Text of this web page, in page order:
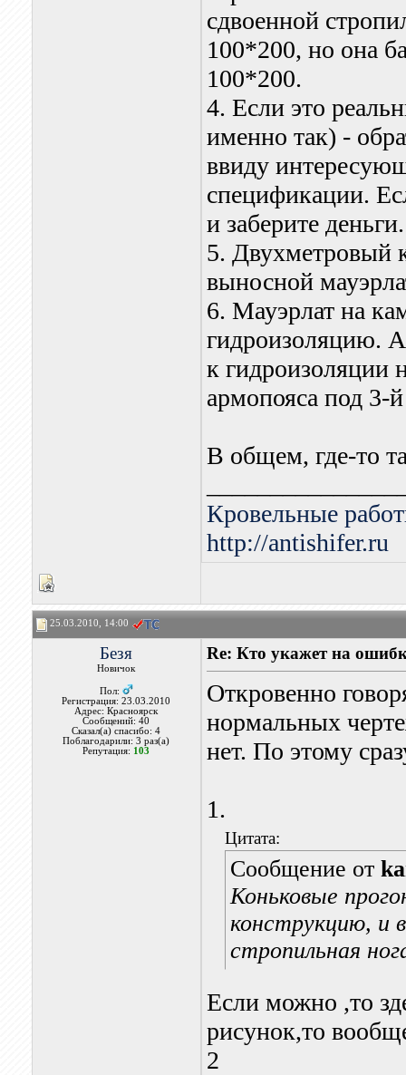
сдвоенной
100*200, но она
100*200.
4. Если это
именно так) -
ввиду
спецификации.
и заберите деньги.
5. Двухметровый
выносной
6. Мауэрлат на
гидроизоляцию.
к гидроизоляции
армопояса под 3-й
В общем, где-то
Кровельные
http://antishifer.ru
25.03.2010, 14:00
Безя
Новичок
Пол:
Регистрация: 23.03.2010
Адрес: Красноярск
Сообщений: 40
Сказал(а) спасибо: 4
Поблагодарили: 3 раз(а)
Репутация: 103
Re: Кто укажет на
Откровенно
нормальных
нет. По этому
1.
Цитата:
Сообщение от
Коньковые
конструкцию, и
стропильная
Если можно ,то
рисунок,то
2